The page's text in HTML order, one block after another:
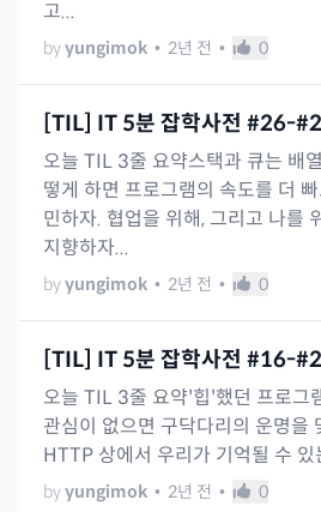
고...
byyungimok • 2년 전 • 0
[TIL] IT 5분 잡학사전 #26-
오늘 TIL 3줄 요약스택과 큐는 배
떻게 하면 프로그램의 속도를 더
민하자. 협업을 위해, 그리고 나를
지향하자...
byyungimok • 2년 전 • 0
[TIL] IT 5분 잡학사전 #16-
오늘 TIL 3줄 요약'힙'했던 프로그
관심이 없으면 구닥다리의 운명을
HTTP 상에서 우리가 기억될 수 있
byyungimok • 2년 전 • 0